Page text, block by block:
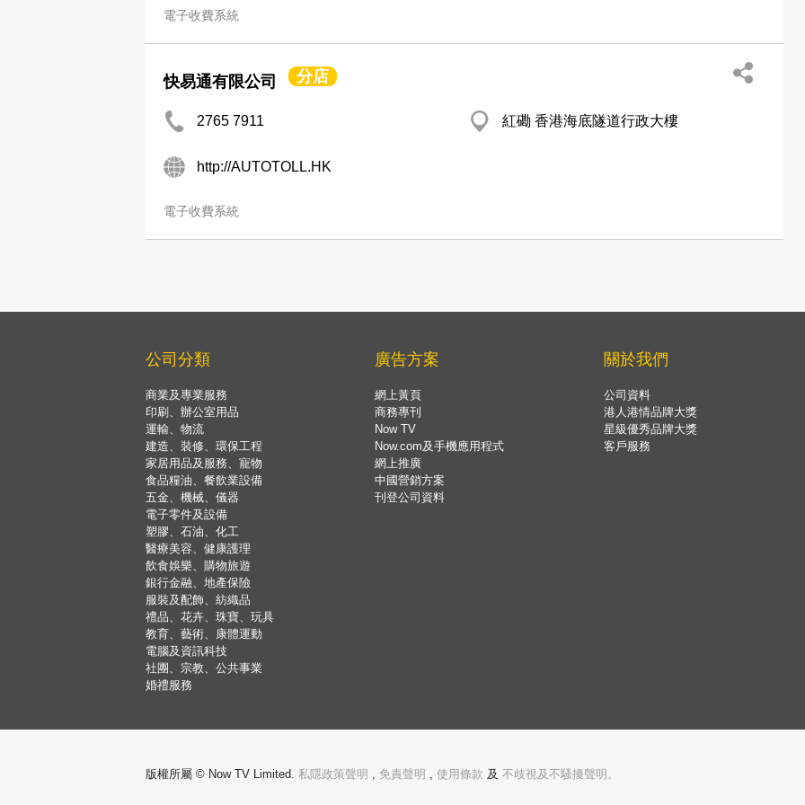
電子收費系統
快易通有限公司 分店
2765 7911 紅磡 香港海底隧道行政大樓
http://AUTOTOLL.HK
電子收費系統
公司分類
商業及專業服務
印刷、辦公室用品
運輸、物流
建造、裝修、環保工程
家居用品及服務、寵物
食品糧油、餐飲業設備
五金、機械、儀器
電子零件及設備
塑膠、石油、化工
醫療美容、健康護理
飲食娛樂、購物旅遊
銀行金融、地產保險
服裝及配飾、紡織品
禮品、花卉、珠寶、玩具
教育、藝術、康體運動
電腦及資訊科技
社團、宗教、公共事業
婚禮服務
廣告方案
網上黃頁
商務專刊
Now TV
Now.com及手機應用程式
網上推廣
中國營銷方案
刊登公司資料
關於我們
公司資料
港人港情品牌大獎
星級優秀品牌大獎
客戶服務
版權所屬 © Now TV Limited. 私隱政策聲明 , 免責聲明 , 使用條款 及 不歧視及不騷擾聲明。